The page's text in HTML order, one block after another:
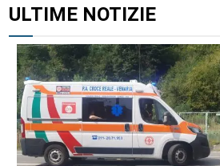
ULTIME NOTIZIE